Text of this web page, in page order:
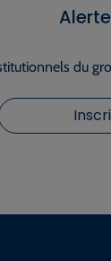
du